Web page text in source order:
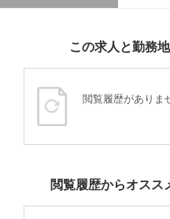
この求人と勤務
閲覧履歴がありま
閲覧履歴からオスス